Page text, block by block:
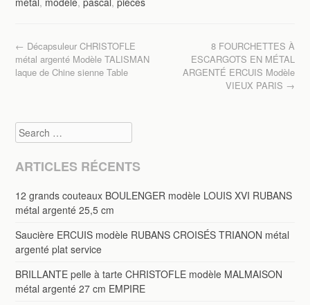
o
o
Post navigation
← Décapsuleur CHRISTOFLE
métal argenté Modèle TALISMAN
laque de Chine sienne Table
8 FOURCHETTES À
ESCARGOTS EN MÉTAL
ARGENTÉ ERCUIS Modèle
VIEUX PARIS →
Search
ARTICLES RÉCENTS
12 grands couteaux BOULENGER modèle LOUIS XVI RUBANS
métal argenté 25,5 cm
Saucière ERCUIS modèle RUBANS CROISÉS TRIANON métal
argenté plat service
BRILLANTE pelle à tarte CHRISTOFLE modèle MALMAISON
métal argenté 27 cm EMPIRE